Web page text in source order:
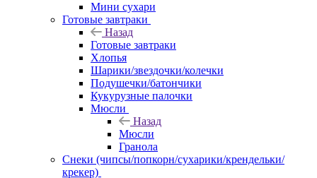
Мини сухари
Готовые завтраки
Назад
Готовые завтраки
Хлопья
Шарики/звездочки/колечки
Подушечки/батончики
Кукурузные палочки
Мюсли
Назад
Мюсли
Гранола
Снеки (чипсы/попкорн/сухарики/крендельки/
крекер)